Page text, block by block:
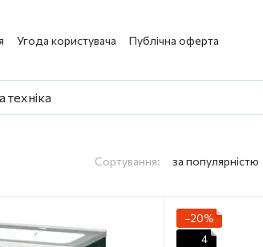
Угода користувача Публічна оферта
техніка
Сортування: за популярністю
−20%
4